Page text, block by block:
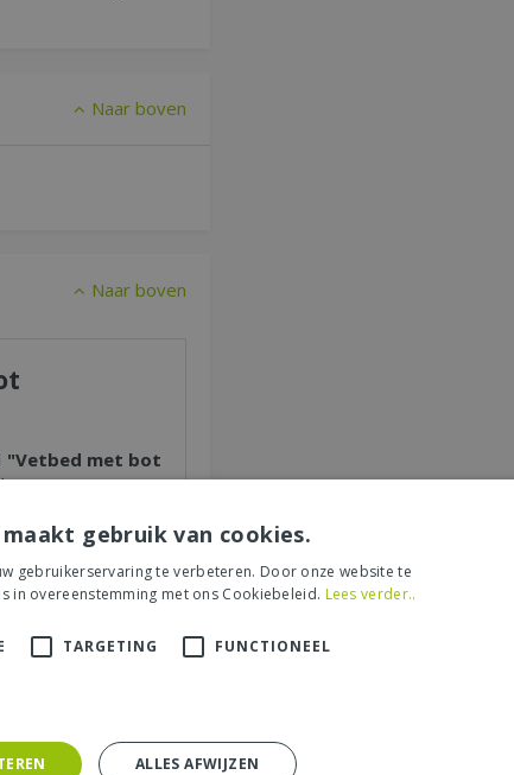
Naar boven
Naar boven
"Vetbed met bot
van € 25,- !
van uw
gebruik van cookies.
gebruikerservaring te verbeteren. Door onze website te
in overeenstemming met ons Cookiebeleid. Lees verder..
TARGETING FUNCTIONEEL
ALLES AFWIJZEN